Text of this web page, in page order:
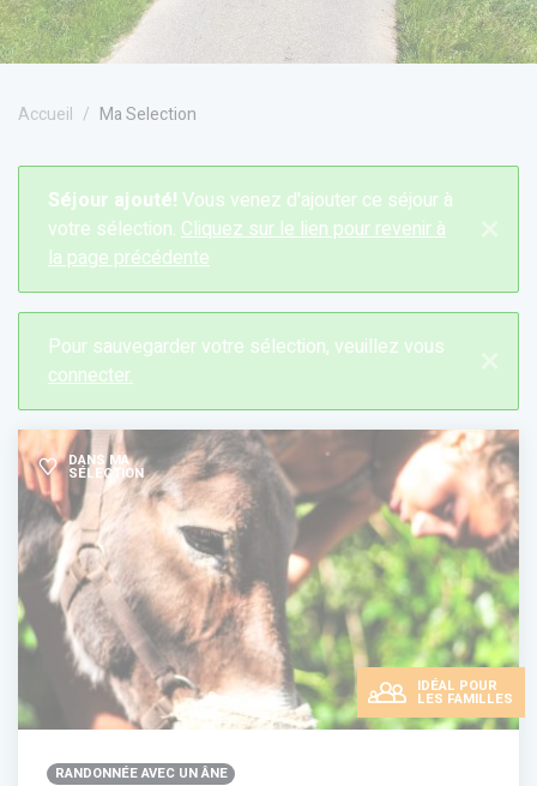
Accueil Ma Selection
Séjour ajouté! Vous venez d'ajouter ce séjour à
votre sélection. Cliquez sur le lien pour revenir à
la page précédente
Pour sauvegarder votre sélection, veuillez vous
connecter.
DANS MA
SÉLECTION
IDÉAL POUR
LES FAMILLES
RANDONNÉE AVEC UN ÂNE